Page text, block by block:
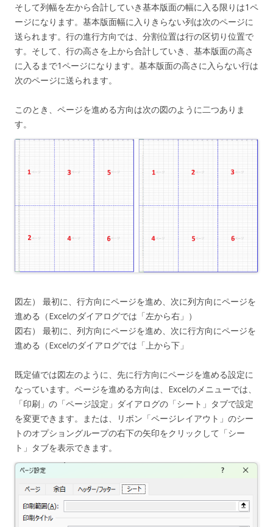
そして列幅を左から合計していき基本版面の幅に入る限りは1ペ
ージになります。基本版面幅に入りきらない列は次のページに
送られます。行の進行方向では、分割位置は行の区切り位置で
す。そして、行の高さを上から合計していき、基本版面の高さ
に入るまで1ページになります。基本版面の高さに入らない行は
次のページに送られます。
このとき、ページを進める方向は次の図のように二つありま
す。
図左） 最初に、行方向にページを進め、次に列方向にページを
進める（Excelのダイアログでは「左から右」）
図右） 最初に、列方向にページを進め、次に行方向にページを
進める（Excelのダイアログでは「上から下」
既定値では図左のように、先に行方向にページを進める設定に
なっています。ページを進める方向は、Excelのメニューでは、
「印刷」の「ページ設定」ダイアログの「シート」タブで設定
を変更できます。または、リボン「ページレイアウト」のシー
トのオプショングループの右下の矢印をクリックして「シー
ト」タブを表示できます。